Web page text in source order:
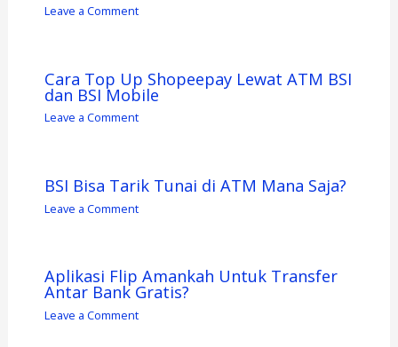
Leave a Comment
Cara Top Up Shopeepay Lewat ATM BSI
dan BSI Mobile
Leave a Comment
BSI Bisa Tarik Tunai di ATM Mana Saja?
Leave a Comment
Aplikasi Flip Amankah Untuk Transfer
Antar Bank Gratis?
Leave a Comment